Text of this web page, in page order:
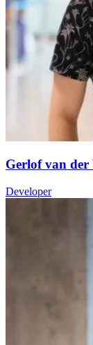
Gerlof van der
Developer